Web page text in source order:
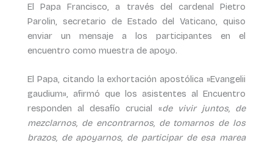
El Papa Francisco, a través del cardenal Pietro
Parolin, secretario de Estado del Vaticano, quiso
enviar un mensaje a los participantes en el
encuentro como muestra de apoyo.
El Papa, citando la exhortación apostólica »Evangelii
gaudium», afirmó que los asistentes al Encuentro
responden al desafío crucial «de vivir juntos, de
mezclarnos, de encontrarnos, de tomarnos de los
brazos, de apoyarnos, de participar de esa marea